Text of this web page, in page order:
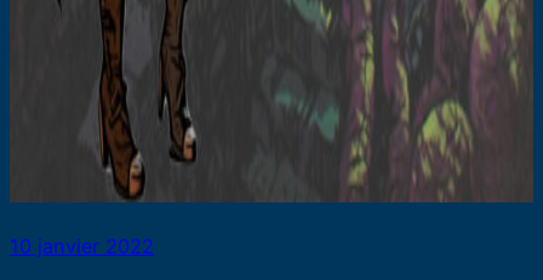
10 janvier 2022